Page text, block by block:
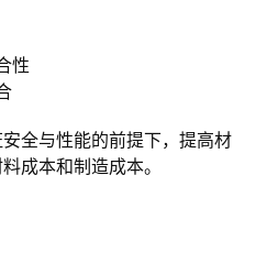
性
全与性能的前提下，提高材
成本和制造成本。